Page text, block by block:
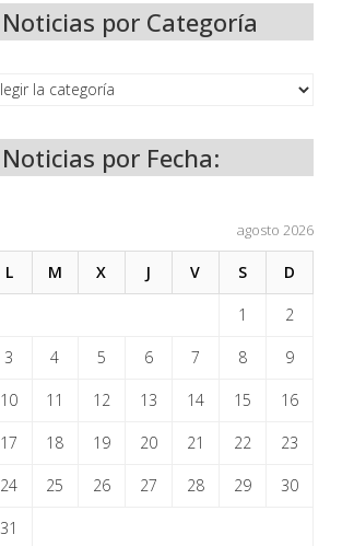
Noticias por Categoría
Noticias por Fecha:
agosto 2026
L M X J V S D
1 2
3 4 5 6 7 8 9
10 11 12 13 14 15 16
17 18 19 20 21 22 23
24 25 26 27 28 29 30
31